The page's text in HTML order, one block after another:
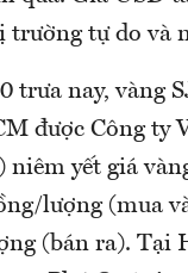
trường tự do và
trưa nay, vàng
được Công ty
niêm yết giá
lượng (mua
(bán ra). Tại